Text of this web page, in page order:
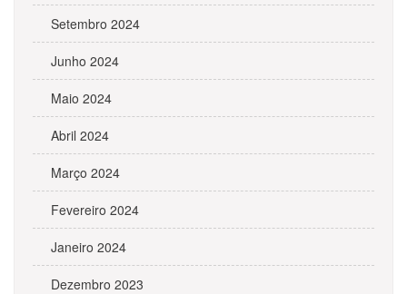
Setembro 2024
Junho 2024
Maio 2024
Abril 2024
Março 2024
Fevereiro 2024
Janeiro 2024
Dezembro 2023